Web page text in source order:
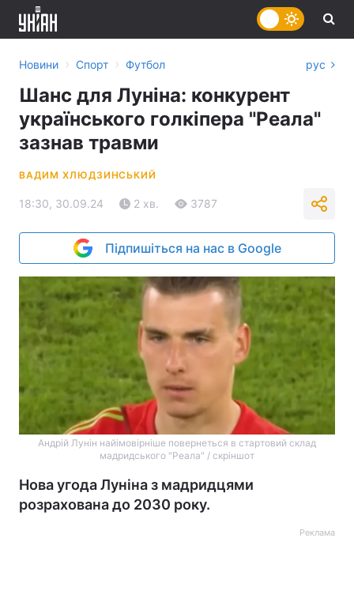
Новини › Спорт › Футбол рус
Шанс для Луніна: конкурент
українського голкіпера "Реала"
зазнав травми
ВАДИМ ХЛЮДЗИНСЬКИЙ
18:30, 30.09.24 2 хв. 3787
Підпишіться на нас в Google
Андрій Лунін найімовірніше повернеться в стартовий склад
мадридського "Реала" / скріншот
Нова угода Луніна з мадридцями
розрахована до 2030 року.
Реклама